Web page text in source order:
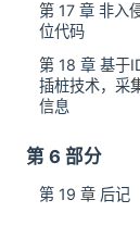
第 17 章 非入
位代码
第 18 章 基于
插桩技术，采
信息
第 6 部分
第 19 章 后记